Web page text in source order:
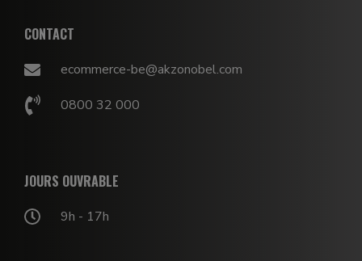
CONTACT
ecommerce-be@akzonobel.com
0800 32 000
JOURS OUVRABLE
9h - 17h